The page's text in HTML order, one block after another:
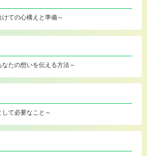
ての心構えと準備～
たの想いを伝える方法～
て必要なこと～